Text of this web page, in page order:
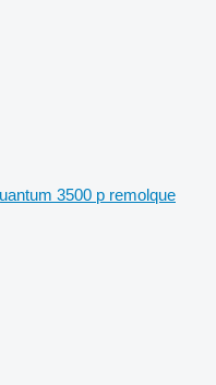
3500 p remolque